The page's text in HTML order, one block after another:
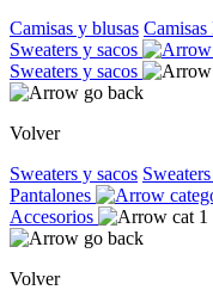
Camisas y blusas Camisas
Sweaters y sacos
Sweaters y sacos
Volver
Sweaters y sacos Sweaters
Pantalones
Accesorios
Volver